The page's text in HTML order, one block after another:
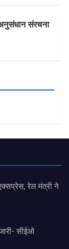
संरचना
रेल मंत्री ने
सीईओ